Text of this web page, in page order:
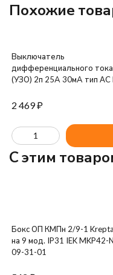
Похожие
Выключатель
дифференциального тока
(УЗО) 2п 25А 30мА тип AC
2 469₽
C этим
Бокс ОП КМПн 2/9-1
на 9 мод. IP31 IEK MKP42-
09-31-01